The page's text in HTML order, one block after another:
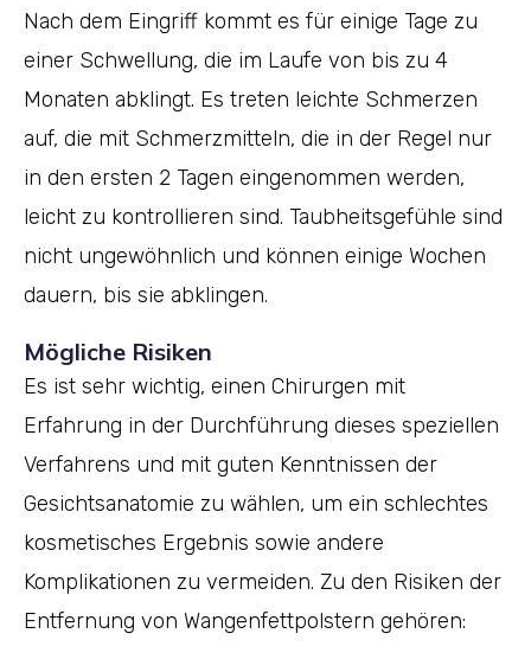
Nach dem Eingriff kommt es für einige Tage zu
einer Schwellung, die im Laufe von bis zu 4
Monaten abklingt. Es treten leichte Schmerzen
auf, die mit Schmerzmitteln, die in der Regel nur
in den ersten 2 Tagen eingenommen werden,
leicht zu kontrollieren sind. Taubheitsgefühle sind
nicht ungewöhnlich und können einige Wochen
dauern, bis sie abklingen.
Mögliche Risiken
Es ist sehr wichtig, einen Chirurgen mit
Erfahrung in der Durchführung dieses speziellen
Verfahrens und mit guten Kenntnissen der
Gesichtsanatomie zu wählen, um ein schlechtes
kosmetisches Ergebnis sowie andere
Komplikationen zu vermeiden. Zu den Risiken der
Entfernung von Wangenfettpolstern gehören: